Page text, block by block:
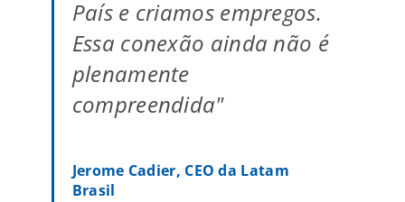
País e criamos empregos.
Essa conexão ainda não é
plenamente
compreendida"
Jerome Cadier, CEO da Latam
Brasil